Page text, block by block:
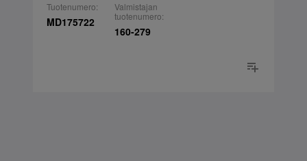
Tuotenumero:
MD175722
Valmistajan
tuotenumero:
160-279